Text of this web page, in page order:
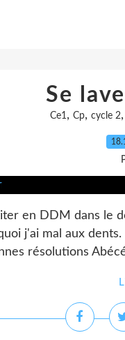
Se
Ce1, Cp, cycle 2
en DDM dans le
j'ai mal aux
résolutions